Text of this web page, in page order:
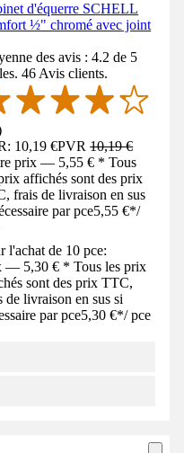
d'équerre SCHELL
½" chromé avec joint
des avis : 4.2 de 5
46 Avis clients.
10,19 €PVR10,19 €
prix — 5,55 € * Tous
affichés sont des prix
frais de livraison en sus
par pce5,55 €*/
l'achat de 10 pce:
— 5,30 € * Tous les prix
sont des prix TTC,
de livraison en sus si
par pce5,30 €*/ pce